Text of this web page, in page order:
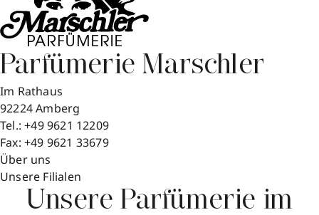
Parfümerie Marschler
Im Rathaus
92224Amberg
Tel.:+49 9621 12209
Fax: +49 9621 33679
Über uns
Unsere Filialen
Unsere Parfümerie im